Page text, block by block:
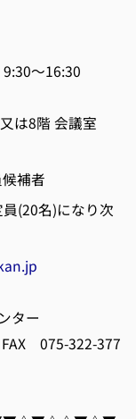
～16:30
は8階 会議室
補者
名)になり次
ター
322-377